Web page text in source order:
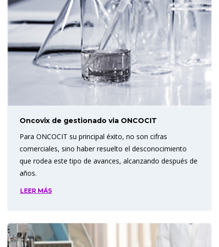
Oncovix de gestionado via ONCOCIT
Para ONCOCIT su principal éxito, no son cifras
comerciales, sino haber resuelto el desconocimiento
que rodea este tipo de avances, alcanzando después de
años.
LEER MÁS